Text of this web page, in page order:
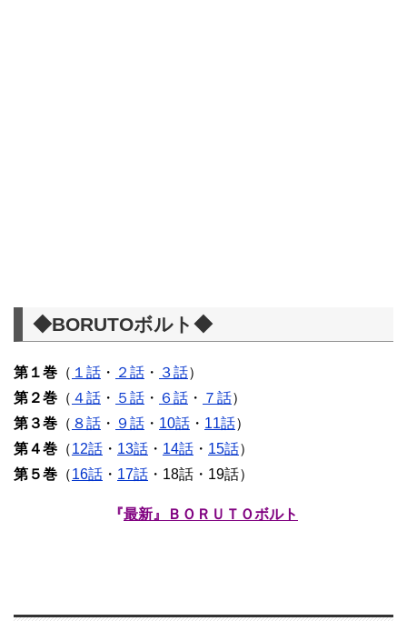
◆BORUTOボルト◆
第１巻 （ １話 ・ ２話 ・ ３話）
第２巻 （ ４話 ・ ５話 ・ ６話 ・ ７話）
第３巻 （ ８話 ・ ９話 ・ 10話 ・ 11話）
第４巻 （12話 ・ 13話 ・ 14話 ・ 15話）
第５巻 （16話 ・ 17話 ・18話・19話）
『最新』ＢＯＲＵＴＯボルト